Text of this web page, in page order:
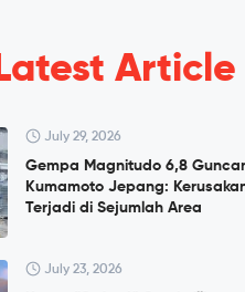
Latest Article
July 29, 2026
Gempa Magnitudo 6,8
Kumamoto Jepang:
Terjadi di Sejumlah Area
July 23, 2026